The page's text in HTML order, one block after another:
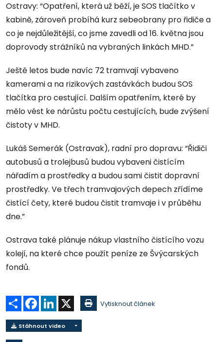
Ostravy: “Opatření, která už běží, je SOS tlačítko v
kabině, zároveň probíhá kurz sebeobrany pro řidiče a
co je nejdůležitější, co jsme zavedli od 16. května jsou
doprovody strážníků na vybraných linkách MHD.”
Ještě letos bude navíc 72 tramvají vybaveno
kamerami a na rizikových zastávkách budou SOS
tlačítka pro cestující. Dalším opatřením, které by
mělo vést ke nárůstu počtu cestujících, bude zvýšení
čistoty v MHD.
Lukáš Semerák (Ostravak), radní pro dopravu: “Řidiči
autobusů a trolejbusů budou vybaveni čistícím
nářadím a prostředky a budou sami čistit dopravní
prostředky. Ve třech tramvajových depech zřídíme
čistící čety, které budou čistit tramvaje i v průběhu
dne.”
Ostrava také plánuje nákup vlastního čistícího vozu
kolejí, na které chce použít peníze ze Švýcarských
fondů.
Sdílet Facebook
LinkedIn Vytisknout článek
Stáhnout video